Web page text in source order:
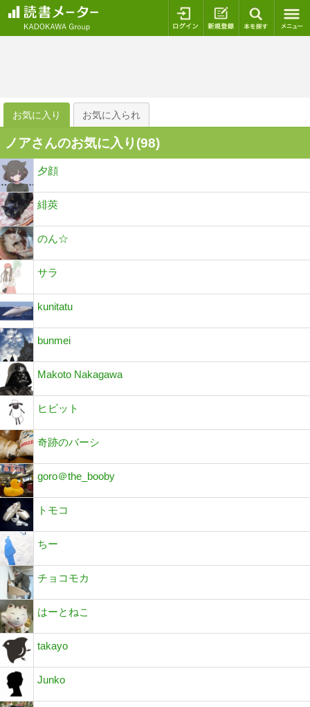
ログイン 新規登録
お気に入り お気に入られ
ノアさんのお気に入り(98)
夕顔
緋莢
のん☆
サラ
kunitatu
bunmei
Makoto Nakagawa
ヒビット
奇跡のバーシ
goro＠the_booby
トモコ
ちー
チョコモカ
はーとねこ
takayo
Junko